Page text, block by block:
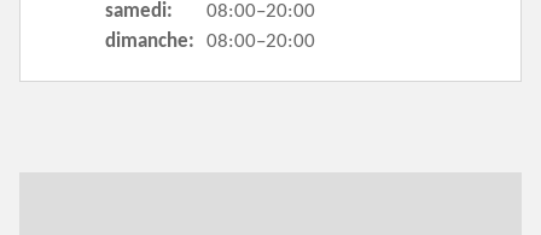
samedi:
08:00–20:00
dimanche:
08:00–20:00